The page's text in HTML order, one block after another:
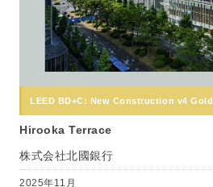
LEED BD+C: New Construction v4 Gold
Hirooka Terrace
株式会社北國銀行
2025年11月